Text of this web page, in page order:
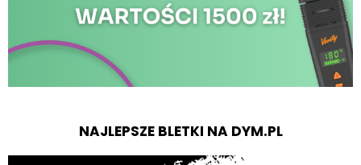
NAJLEPSZE BLETKI NA DYM.PL